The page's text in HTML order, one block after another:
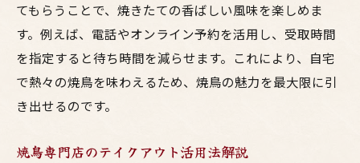
てもらうことで、焼きたての香ばしい風味を楽しめま
す。例えば、電話やオンライン予約を活用し、受取時間
を指定すると待ち時間を減らせます。これにより、自宅
で熱々の焼鳥を味わえるため、焼鳥の魅力を最大限に引
き出せるのです。
焼鳥専門店のテイクアウト活用法解説